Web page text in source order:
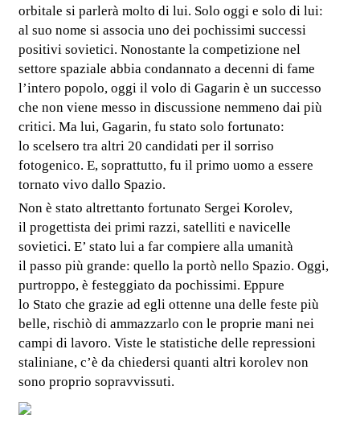
orbitale si parlerà molto di lui. Solo oggi e solo di lui:
al suo nome si associa uno dei pochissimi successi
positivi sovietici. Nonostante la competizione nel
settore spaziale abbia condannato a decenni di fame
l’intero popolo, oggi il volo di Gagarin è un successo
che non viene messo in discussione nemmeno dai più
critici. Ma lui, Gagarin, fu stato solo fortunato:
lo scelsero tra altri 20 candidati per il sorriso
fotogenico. E, soprattutto, fu il primo uomo a essere
tornato vivo dallo Spazio.
Non è stato altrettanto fortunato Sergei Korolev,
il progettista dei primi razzi, satelliti e navicelle
sovietici. E’ stato lui a far compiere alla umanità
il passo più grande: quello la portò nello Spazio. Oggi,
purtroppo, è festeggiato da pochissimi. Eppure
lo Stato che grazie ad egli ottenne una delle feste più
belle, rischiò di ammazzarlo con le proprie mani nei
campi di lavoro. Viste le statistiche delle repressioni
staliniane, c’è da chiedersi quanti altri korolev non
sono proprio sopravvissuti.